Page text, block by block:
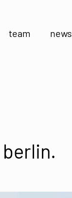
team news